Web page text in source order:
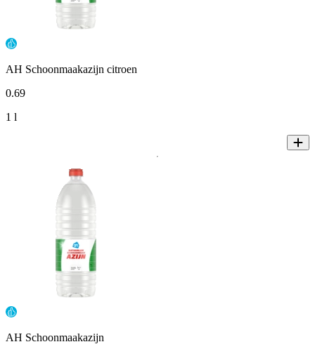
AH Schoonmaakazijn citroen
0.69
1 l
AH Schoonmaakazijn